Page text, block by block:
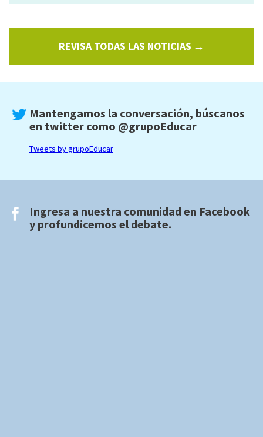
REVISA TODAS LAS NOTICIAS →
Mantengamos la conversación, búscanos
en twitter como @grupoEducar
Tweets by grupoEducar
Ingresa a nuestra comunidad en Facebook
y profundicemos el debate.